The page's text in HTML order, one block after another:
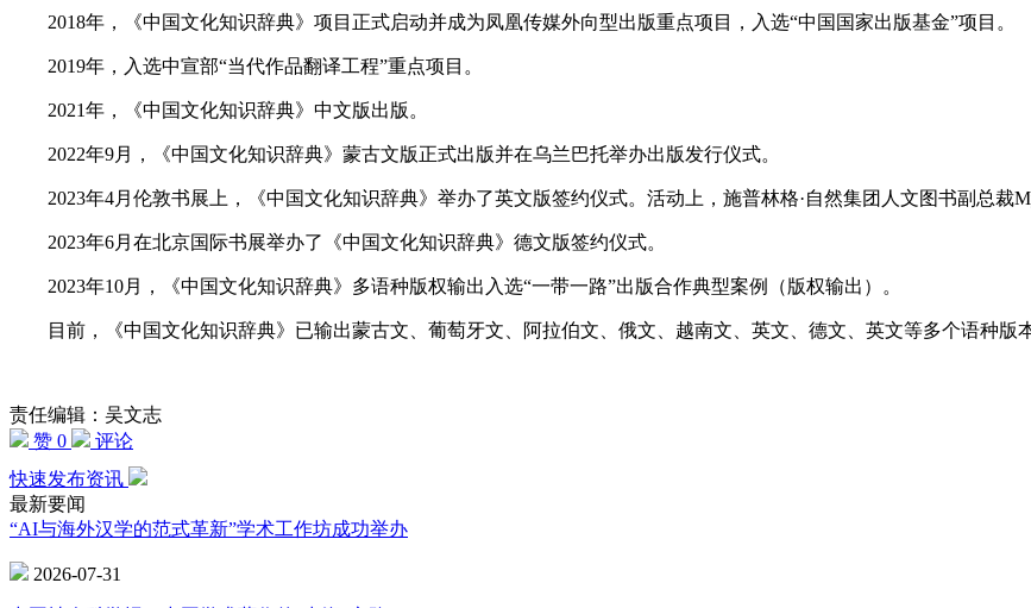
2018年，《中国文化知识辞典》项目正式启动并成为凤凰传媒外向型出版重点项目，入选“中国国家出版基金”项目。
2019年，入选中宣部“当代作品翻译工程”重点项目。
2021年，《中国文化知识辞典》中文版出版。
2022年9月，《中国文化知识辞典》蒙古文版正式出版并在乌兰巴托举办出版发行仪式。
2023年4月伦敦书展上，《中国文化知识辞典》举办了英文版签约仪式。活动上，施普林格·自然集团人文图书副总裁
2023年6月在北京国际书展举办了《中国文化知识辞典》德文版签约仪式。
2023年10月，《中国文化知识辞典》多语种版权输出入选“一带一路”出版合作典型案例（版权输出）。
目前，《中国文化知识辞典》已输出蒙古文、葡萄牙文、阿拉伯文、俄文、越南文、英文、德文、英文等多个语种版本
责任编辑：吴文志
赞 0
评论
快速发布资讯
最新要闻
“AI与海外汉学的范式革新”学术工作坊成功举办
2026-07-31